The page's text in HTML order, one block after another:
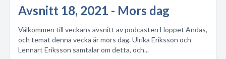
Avsnitt 18, 2021 - Mors dag
Välkommen till veckans avsnitt av podcasten Hoppet Andas,
och temat denna vecka är mors dag. Ulrika Eriksson och
Lennart Eriksson samtalar om detta, och...